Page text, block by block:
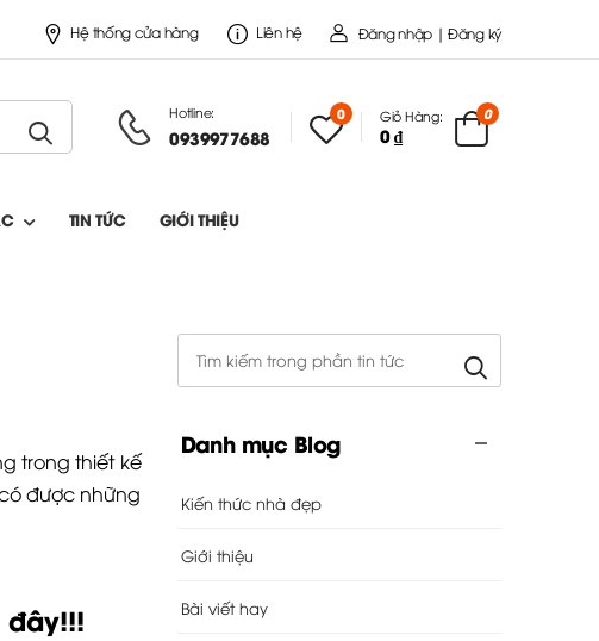
Hệ thống cửa hàng Liên hệ Đăng nhập | Đăng ký
Hotline:
0939977688
0 Giỏ Hàng:
0 ₫
0
TIN TỨC GIỚI THIỆU
trong thiết kế
được những
Danh mục Blog
Kiến thức nhà đẹp
Giới thiệu
Bài viết hay